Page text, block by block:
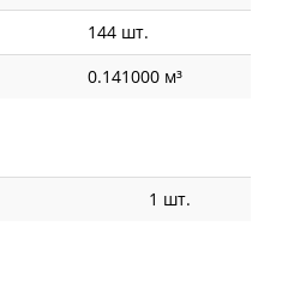
144 шт.
0.141000 м³
1 шт.